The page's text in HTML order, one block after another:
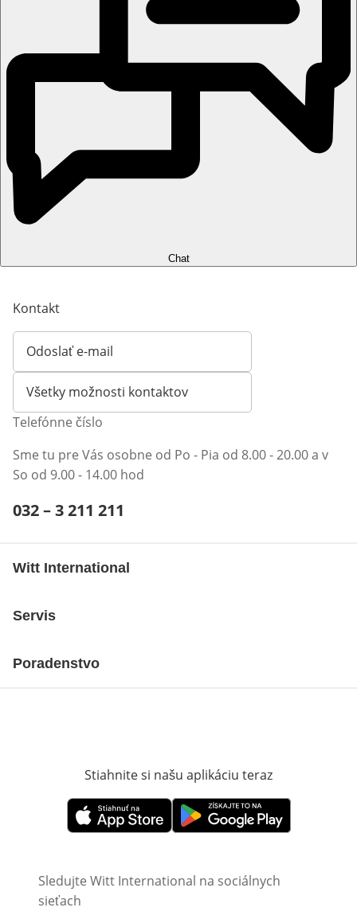
Chat
Kontakt
Odoslať e-mail
Otvorí e-mailového klienta
Všetky možnosti kontaktov
Telefónne číslo
Sme tu pre Vás osobne od Po - Pia od 8.00 - 20.00 a v
So od 9.00 - 14.00 hod
Telefónne číslo:
032 – 3 211 211
Witt International
Servis
Poradenstvo
Stiahnite si našu aplikáciu teraz
Otvorí sa vnovom okneOtvorí sa vnovom okne
Sledujte Witt International na sociálnych
sieťach